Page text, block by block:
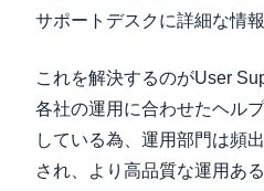
サポートデスクに詳細な情
これを解決するのがUser
各社の運用に合わせたヘル
している為、運用部門は頻
され、より高品質な運用あ